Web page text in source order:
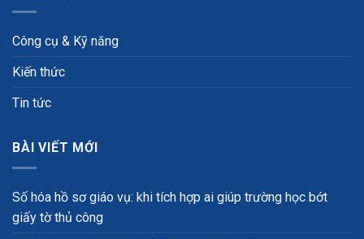
Công cụ & Kỹ năng
Kiến thức
Tin tức
BÀI VIẾT MỚI
Số hóa hồ sơ giáo vụ: khi tích hợp ai giúp trường học bớt
giấy tờ thủ công